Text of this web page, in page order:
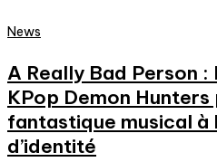
News
A Really Bad Person
KPop Demon Hunters
fantastique musical à
d’identité